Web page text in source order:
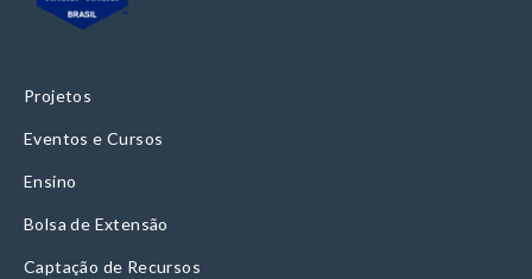
Projetos
Eventos e Cursos
Ensino
Bolsa de Extensão
Captação de Recursos